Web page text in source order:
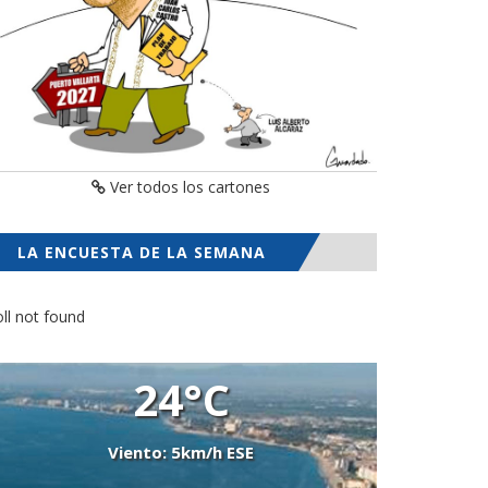
Ver todos los cartones
LA ENCUESTA DE LA SEMANA
not found
24°C
Viento: 5km/h ESE